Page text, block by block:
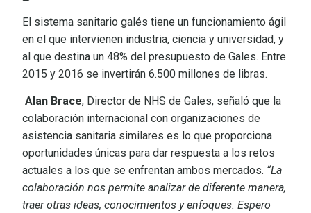
El sistema sanitario galés tiene un funcionamiento ágil
en el que intervienen industria, ciencia y universidad, y
al que destina un 48% del presupuesto de Gales. Entre
2015 y 2016 se invertirán 6.500 millones de libras.
Alan Brace, Director de NHS de Gales, señaló que la
colaboración internacional con organizaciones de
asistencia sanitaria similares es lo que proporciona
oportunidades únicas para dar respuesta a los retos
actuales a los que se enfrentan ambos mercados. “La
colaboración nos permite analizar de diferente manera,
traer otras ideas, conocimientos y enfoques. Espero